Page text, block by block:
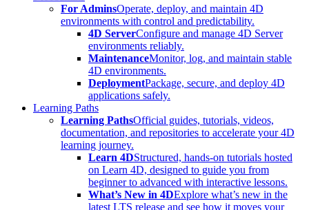
For AdminsOperate, deploy, and maintain 4D
environments with control and predictability.
4D ServerConfigure and manage 4D Server
environments reliably.
MaintenanceMonitor, log, and maintain stable
4D environments.
DeploymentPackage, secure, and deploy 4D
applications safely.
Learning Paths
Learning PathsOfficial guides, tutorials, videos,
documentation, and repositories to accelerate your 4D
learning journey.
Learn 4DStructured, hands-on tutorials hosted
on Learn 4D, designed to guide you from
beginner to advanced with interactive lessons.
What’s New in 4DExplore what’s new in the
latest LTS release and see how it moves your